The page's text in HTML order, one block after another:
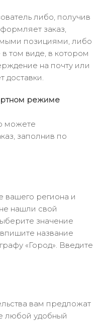
либо, получив
заказ,
позициями, либо
том виде, в котором
на почту или
доставки.
режиме
можете
заполнив по
вашего региона и
нашли свой
значение
название
«Город». Введите
вам предложат
любой удобный